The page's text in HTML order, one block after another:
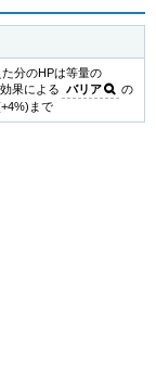
分のHPは等量の
果による バリア
の
まで